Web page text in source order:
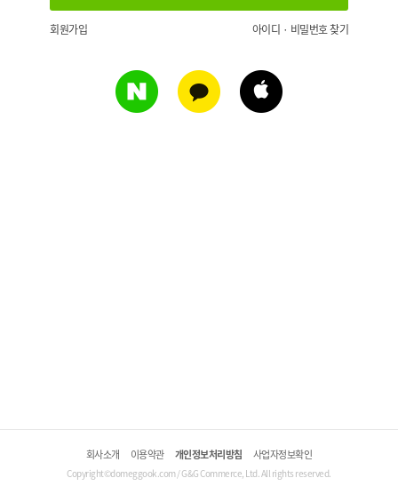
회원가입 아이디 · 비밀번호 찾기
회사소개 이용약관 개인정보처리방침 사업자정보확인
Copyright©domeggook.com / G&G Commerce, Ltd. All rights reserved.